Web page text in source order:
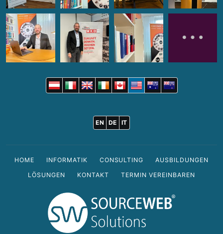
EN DE IT
HOME INFORMATIK CONSULTING
AUSBILDUNGEN
LÖSUNGEN
KONTAKT TERMIN VEREINBAREN